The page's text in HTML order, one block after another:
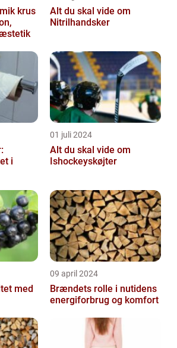
krus
Alt du skal vide om
Nitrilhandsker
i
01 juli 2024
Alt du skal vide om
Ishockeyskøjter
med
09 april 2024
Brændets rolle i nutidens
energiforbrug og komfort